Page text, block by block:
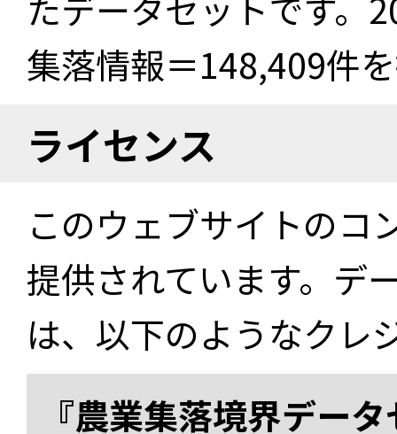
集落情報＝148,409件
ライセンス
このウェブサイトのコ
提供されています。デ
は、以下のようなクレ
『農業集落境界デー